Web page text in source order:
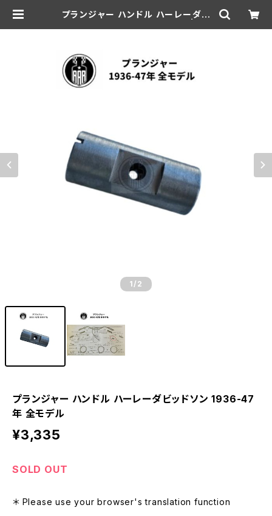
プランジャー ハンドル ハーレーダビ
1 /2
プランジャー ハンドル ハーレーダビッドソン 1936-47
年 全モデル
¥3,335
SOLD OUT
＊ Please use your browser's translation function